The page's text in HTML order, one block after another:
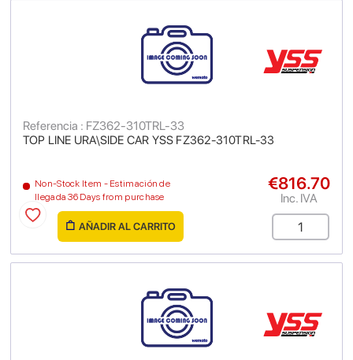
TOP LINE URA\SIDE CAR YSS FZ362-310TRL-33
Referencia : FZ362-310TRL-33
Non-Stock Item - Estimación de
llegada 36 Days from purchase
€816.70
Inc. IVA
AÑADIR AL CARRITO